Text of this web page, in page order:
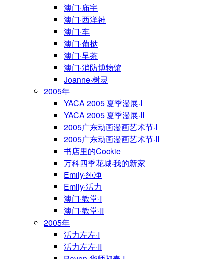
澳门·庙宇
澳门·西洋神
澳门·车
澳门·葡挞
澳门·早茶
澳门·消防博物馆
Joanne·树灵
2005年
YACA 2005 夏季漫展·I
YACA 2005 夏季漫展·II
2005广东动画漫画艺术节·I
2005广东动画漫画艺术节·II
书店里的Cookie
万科四季花城·我的新家
Emily·纯净
Emily·活力
澳门·教堂·I
澳门·教堂·II
2005年
活力左左·I
活力左左·II